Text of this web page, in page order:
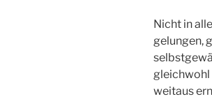
Nicht in
gelungen,
gleichwohl
weitaus